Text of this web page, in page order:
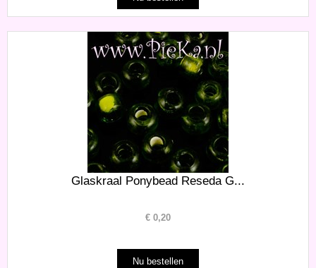
Glaskraal Ponybead Reseda G...
€ 0,20